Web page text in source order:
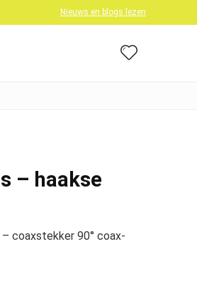
Nieuws en blogs lezen
– haakse
coaxstekker 90° coax-